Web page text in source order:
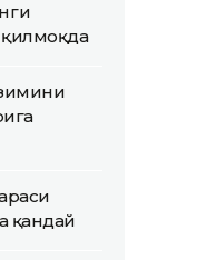
қандай